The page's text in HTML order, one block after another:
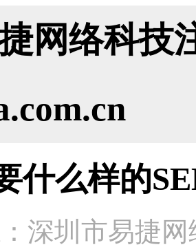
网络科技
什么样的
深圳市易捷